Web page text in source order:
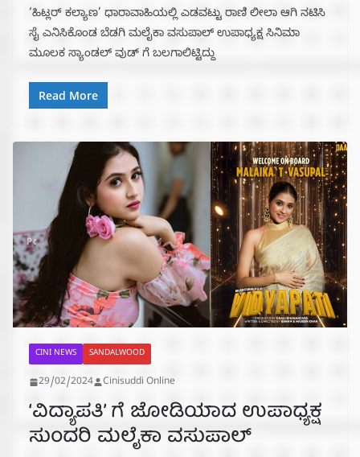
‘ಹಿಟ್ಲರ್ ಕಲ್ಯಾಣ’ ಧಾರಾವಾಹಿಯಲ್ಲಿ ಎಡವಟ್ಟು ರಾಣಿ ಲೀಲಾ ಆಗಿ ನಟಿಸಿ
ಸೈ ಎನಿಸಿಕೊಂಡ ಬೆಡಗಿ ಮಲೈಕಾ ವಸುಪಾಲ್ ಉಪಾಧ್ಯಕ್ಷ ಸಿನಿಮಾ
ಮೂಲಕ ಸ್ಯಾಂಡಲ್ ವುಡ್ ಗೆ ಬಲಗಾಲಿಟ್ಟಿದ್ದು
Read More
CINI NEWS SANDALWOOD
29/02/2024 Cinisuddi Online
‘ವಿದ್ಯಾಪತಿ’ ಗೆ ಜೋಡಿಯಾದ ಉಪಾಧ್ಯಕ್ಷ
ಸುಂದರಿ ಮಲೈಕಾ ವಸುಪಾಲ್